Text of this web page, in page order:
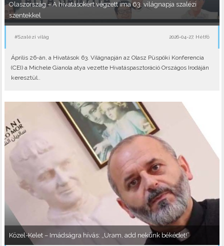
Olaszország – A hivatásokért végzett ima 63. világnapja szalézi
szentekkel
#Szalézi világ 2026-04-27, Hétfő
Április 26-án, a Hivatások 63. Világnapján az Olasz Püspöki Konferencia
(CEI) a Michele Gianola atya vezette Hivatáspasztoráció Országos Irodáján
keresztül..
Közel-Kelet – Imádságra hívás: „Uram, add nekünk békédet!”